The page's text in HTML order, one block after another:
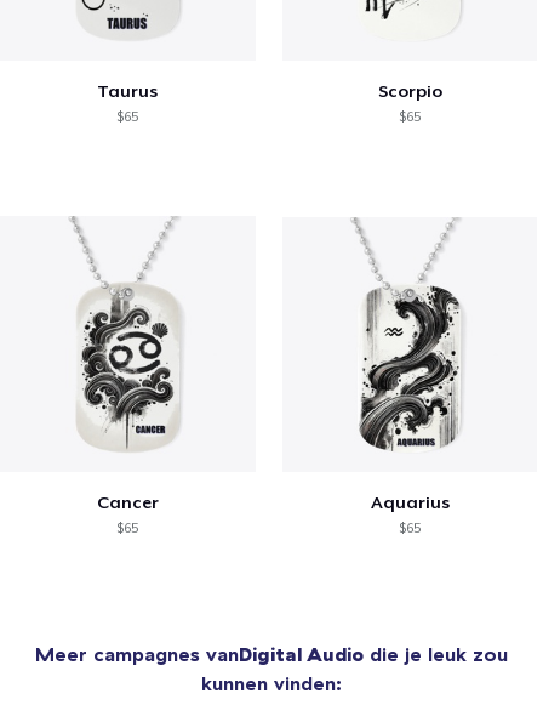
Taurus
$65
Scorpio
$65
Cancer
$65
Aquarius
$65
Meer campagnes vanDigital Audio die je leuk zou
kunnen vinden: